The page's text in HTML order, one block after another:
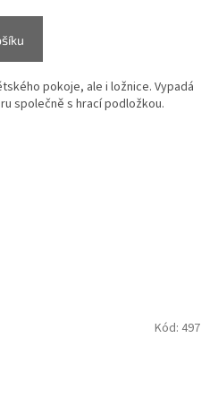
pokoje, ale i ložnice. Vypadá
společně s hrací podložkou.
Kód: 497